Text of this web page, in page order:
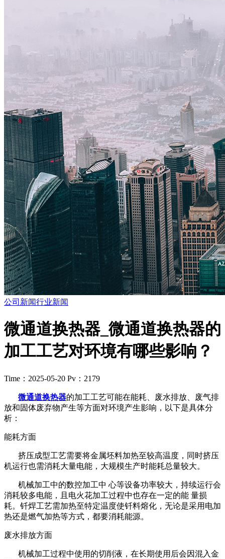
公司新闻行业新闻
微通道换热器_微通道换热器的
加工工艺对环境有哪些影响？
Time：2025-05-20 Pv：2179
微通道换热器的加工工艺可能在能耗、废水排放、废气排
放和固体废弃物产生等方面对环境产生影响，以下是具体分
析：
能耗方面
挤压成型工艺需要将金属坯料加热至较高温度，同时挤压
机运行也需消耗大量电能，大规模生产时能耗总量较大。
机械加工中的数控加工中 心等设备功率较大，持续运行会
消耗较多电能，且电火花加工过程中也存在一定的能 量损
耗。钎焊工艺需加热至特定温度使钎料熔化，无论是采用电加
热还是燃气加热等方式，都要消耗能源。
废水排放方面
机械加工过程中使用的切削液，在长期使用后会因混入金